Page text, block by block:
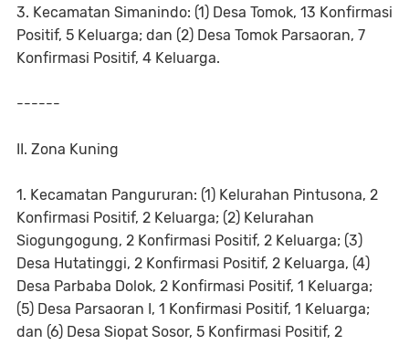
3. Kecamatan Simanindo: (1) Desa Tomok, 13 Konfirmasi
Positif, 5 Keluarga; dan (2) Desa Tomok Parsaoran, 7
Konfirmasi Positif, 4 Keluarga.
------
II. Zona Kuning
1. Kecamatan Pangururan: (1) Kelurahan Pintusona, 2
Konfirmasi Positif, 2 Keluarga; (2) Kelurahan
Siogungogung, 2 Konfirmasi Positif, 2 Keluarga; (3)
Desa Hutatinggi, 2 Konfirmasi Positif, 2 Keluarga, (4)
Desa Parbaba Dolok, 2 Konfirmasi Positif, 1 Keluarga;
(5) Desa Parsaoran I, 1 Konfirmasi Positif, 1 Keluarga;
dan (6) Desa Siopat Sosor, 5 Konfirmasi Positif, 2